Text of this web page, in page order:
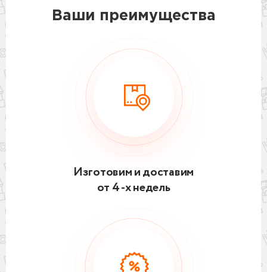
Ваши преимущества
Изготовим и доставим
от 4 -х недель